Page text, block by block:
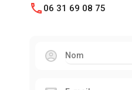
06 31 69 08 75